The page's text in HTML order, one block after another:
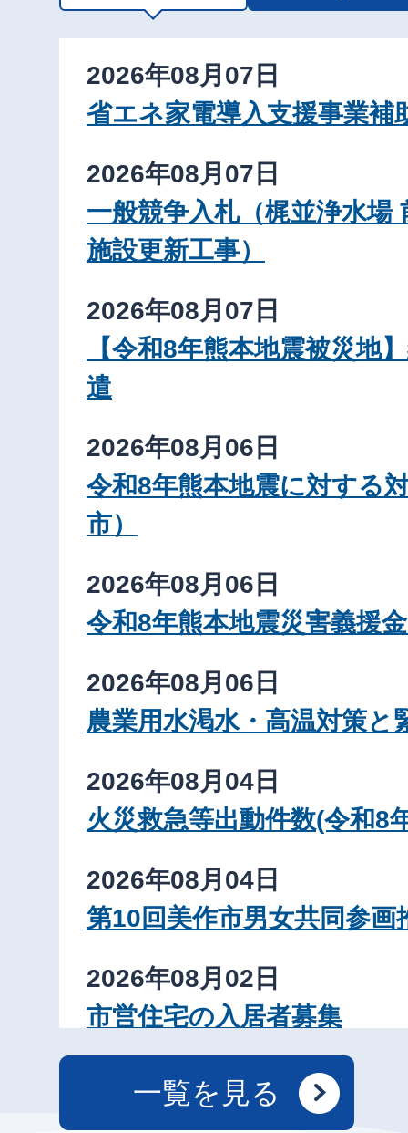
2026年08月07日
省エネ家電導入支援事業補
2026年08月07日
一般競争入札（梶並浄水場
施設更新工事）
2026年08月07日
【令和8年熊本地震被災地
遣
2026年08月06日
令和8年熊本地震に対する
市）
2026年08月06日
令和8年熊本地震災害義援
2026年08月06日
農業用水渇水・高温対策と
2026年08月04日
火災救急等出動件数(令和8
2026年08月04日
第10回美作市男女共同参画
2026年08月02日
市営住宅の入居者募集
2026年08月02日
定住促進住宅の入居者募集
一覧を見る